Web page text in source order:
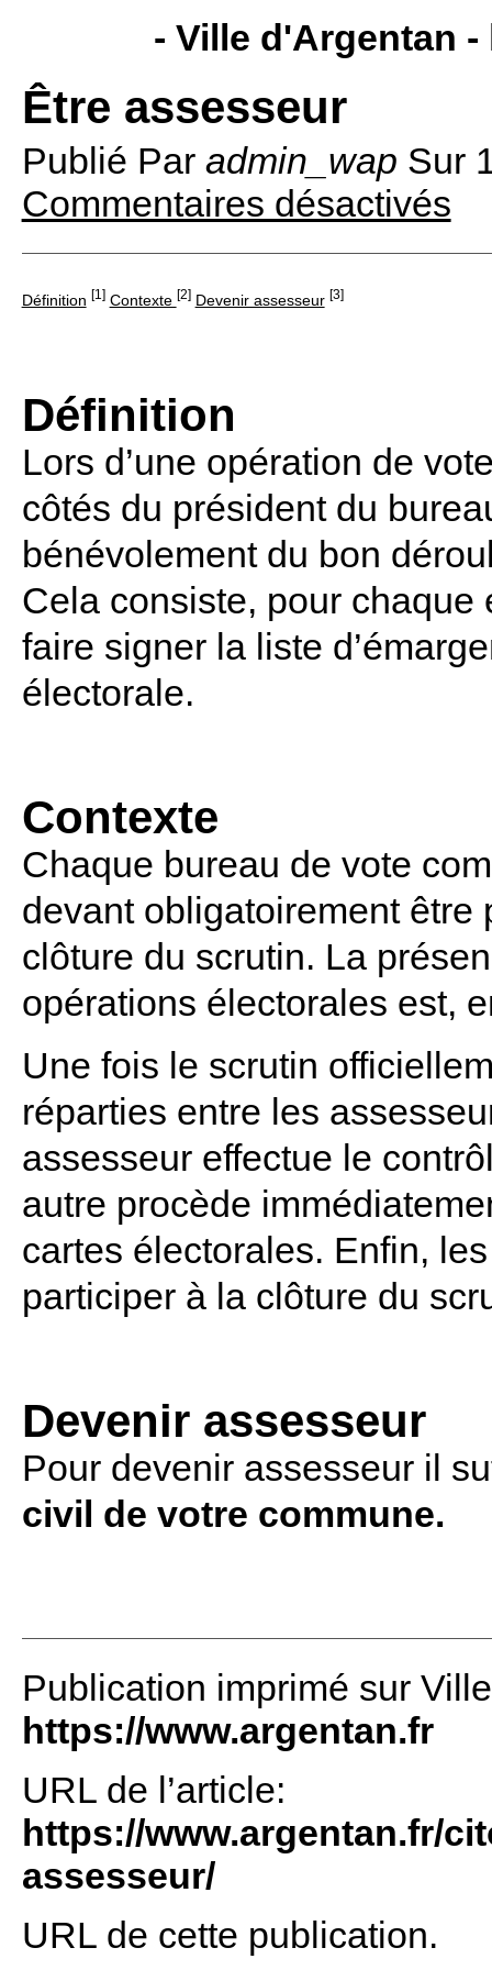
- Ville d'Argentan -
Être assesseur
Publié Par admin_wap Sur
Commentaires désactivés
Définition [1] Contexte [2] Devenir assesseur [3]
Définition
Lors d’une opération de
côtés du président du
bénévolement du bon
Cela consiste, pour chaque
faire signer la liste
électorale.
Contexte
Chaque bureau de vote
devant obligatoirement être
clôture du scrutin. La
opérations électorales est,
Une fois le scrutin
réparties entre les
assesseur effectue le
autre procède
cartes électorales. Enfin,
participer à la clôture du
Devenir assesseur
Pour devenir assesseur il
civil de votre commune.
Publication imprimé sur
https://www.argentan.fr
URL de l’article:
https://www.argentan.fr/
assesseur/
URL de cette publication.